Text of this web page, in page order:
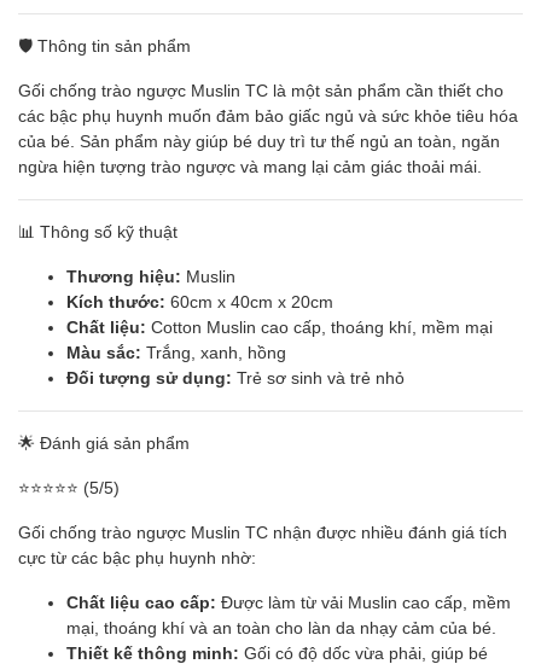
🛡️ Thông tin sản phẩm
Gối chống trào ngược Muslin TC là một sản phẩm cần thiết cho
các bậc phụ huynh muốn đảm bảo giấc ngủ và sức khỏe tiêu hóa
của bé. Sản phẩm này giúp bé duy trì tư thế ngủ an toàn, ngăn
ngừa hiện tượng trào ngược và mang lại cảm giác thoải mái.
📊 Thông số kỹ thuật
Thương hiệu: Muslin
Kích thước: 60cm x 40cm x 20cm
Chất liệu: Cotton Muslin cao cấp, thoáng khí, mềm mại
Màu sắc: Trắng, xanh, hồng
Đối tượng sử dụng: Trẻ sơ sinh và trẻ nhỏ
🌟 Đánh giá sản phẩm
⭐️⭐️⭐️⭐️⭐️ (5/5)
Gối chống trào ngược Muslin TC nhận được nhiều đánh giá tích
cực từ các bậc phụ huynh nhờ:
Chất liệu cao cấp: Được làm từ vải Muslin cao cấp, mềm
mại, thoáng khí và an toàn cho làn da nhạy cảm của bé.
Thiết kế thông minh: Gối có độ dốc vừa phải, giúp bé